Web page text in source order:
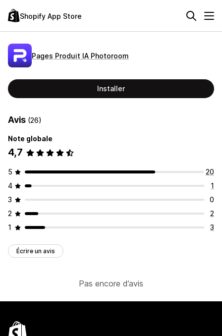
Shopify App Store
Pages Produit IA Photoroom
Installer
Avis (26)
Note globale
4,7
5
20
4
1
3
0
2
2
1
3
Écrire un avis
Pas encore d’avis